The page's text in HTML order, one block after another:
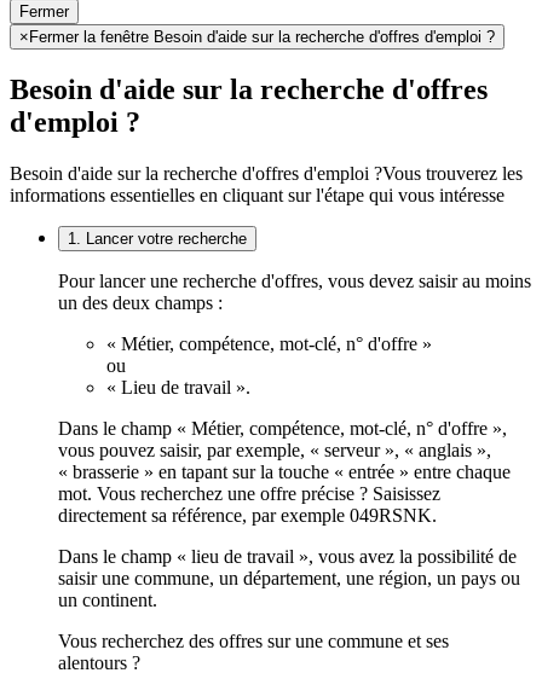
Fermer
× Fermer la fenêtre Besoin d'aide sur la recherche d'offres d'emploi ?
Besoin d'aide sur la recherche d'offres
d'emploi ?
Besoin d'aide sur la recherche d'offres d'emploi ?Vous trouverez les
informations essentielles en cliquant sur l'étape qui vous intéresse
1. Lancer votre recherche
Pour lancer une recherche d'offres, vous devez saisir au moins
un des deux champs :
« Métier, compétence, mot-clé, n° d'offre »
ou
« Lieu de travail ».
Dans le champ « Métier, compétence, mot-clé, n° d'offre »,
vous pouvez saisir, par exemple, « serveur », « anglais »,
« brasserie » en tapant sur la touche « entrée » entre chaque
mot. Vous recherchez une offre précise ? Saisissez
directement sa référence, par exemple 049RSNK.
Dans le champ « lieu de travail », vous avez la possibilité de
saisir une commune, un département, une région, un pays ou
un continent.
Vous recherchez des offres sur une commune et ses
alentours ?